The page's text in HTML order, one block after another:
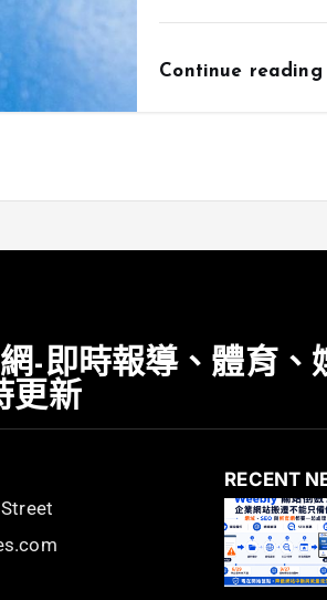
Continue reading
-即時報導、體育、
更新
RECENT